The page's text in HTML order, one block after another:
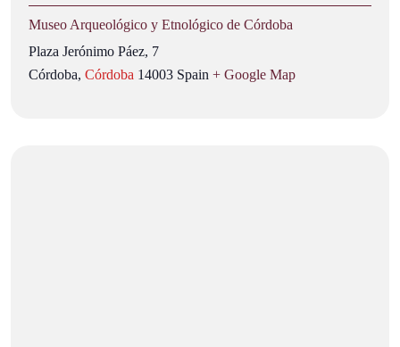
Museo Arqueológico y Etnológico de Córdoba
Plaza Jerónimo Páez, 7
Córdoba, Córdoba 14003 Spain + Google Map